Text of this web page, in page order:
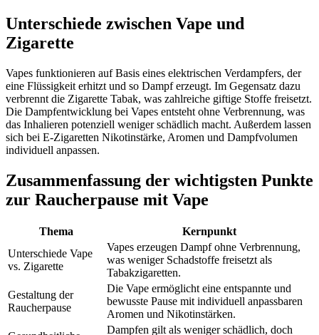
Unterschiede zwischen Vape und
Zigarette
Vapes funktionieren auf Basis eines elektrischen Verdampfers, der
eine Flüssigkeit erhitzt und so Dampf erzeugt. Im Gegensatz dazu
verbrennt die Zigarette Tabak, was zahlreiche giftige Stoffe freisetzt.
Die Dampfentwicklung bei Vapes entsteht ohne Verbrennung, was
das Inhalieren potenziell weniger schädlich macht. Außerdem lassen
sich bei E-Zigaretten Nikotinstärke, Aromen und Dampfvolumen
individuell anpassen.
Zusammenfassung der wichtigsten Punkte
zur Raucherpause mit Vape
Thema
Kernpunkt
Unterschiede Vape
vs. Zigarette
Vapes erzeugen Dampf ohne Verbrennung,
was weniger Schadstoffe freisetzt als
Tabakzigaretten.
Gestaltung der
Raucherpause
Die Vape ermöglicht eine entspannte und
bewusste Pause mit individuell anpassbaren
Aromen und Nikotinstärken.
Dampfen gilt als weniger schädlich, doch